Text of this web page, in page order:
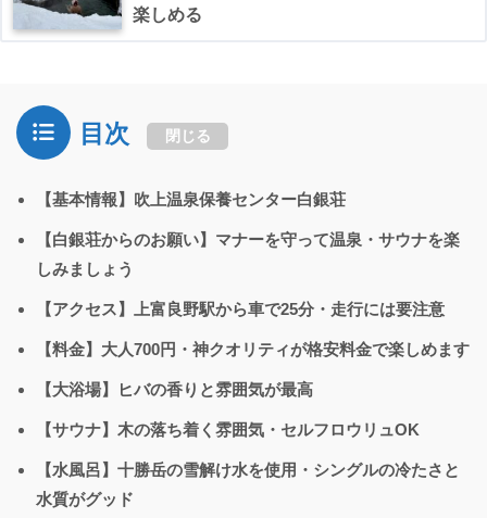
楽しめる
目次 閉じる
【基本情報】吹上温泉保養センター白銀荘
【白銀荘からのお願い】マナーを守って温泉・サウナを楽
しみましょう
【アクセス】上富良野駅から車で25分・走行には要注意
【料金】大人700円・神クオリティが格安料金で楽しめます
【大浴場】ヒバの香りと雰囲気が最高
【サウナ】木の落ち着く雰囲気・セルフロウリュOK
【水風呂】十勝岳の雪解け水を使用・シングルの冷たさと
水質がグッド